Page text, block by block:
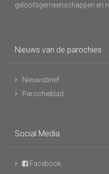
geloofsgemeenschappen en
Nieuws van de parochies
Nieuwsbrief
Parochieblad
Social Media
Facebook